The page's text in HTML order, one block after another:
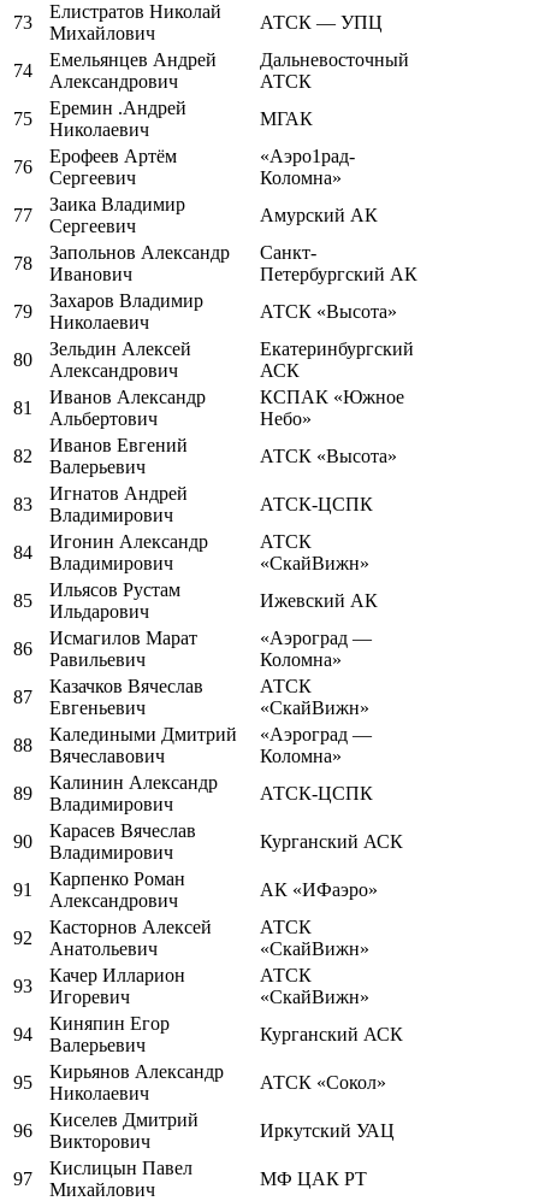
73
Елистратов Николай
Михайлович
АТСК — УПЦ
74
Емельянцев Андрей
Александрович
Дальневосточный
АТСК
75
Еремин .Андрей
Николаевич
МГАК
76
Ерофеев Артём
Сергеевич
«Аэро1рад-
Коломна»
77
Заика Владимир
Сергеевич
Амурский АК
78
Запольнов Александр
Иванович
Санкт-
Петербургский АК
79
Захаров Владимир
Николаевич
АТСК «Высота»
80
Зельдин Алексей
Александрович
Екатеринбургский
АСК
81
Иванов Александр
Альбертович
КСПАК «Южное
Небо»
82
Иванов Евгений
Валерьевич
АТСК «Высота»
83
Игнатов Андрей
Владимирович
АТСК-ЦСПК
84
Игонин Александр
Владимирович
АТСК
«СкайВижн»
85
Ильясов Рустам
Ильдарович
Ижевский АК
86
Исмагилов Марат
Равильевич
«Аэроград —
Коломна»
87
Казачков Вячеслав
Евгеньевич
АТСК
«СкайВижн»
88
Каледиными Дмитрий
Вячеславович
«Аэроград —
Коломна»
89
Калинин Александр
Владимирович
АТСК-ЦСПК
90
Карасев Вячеслав
Владимирович
Курганский АСК
91
Карпенко Роман
Александрович
АК «ИФаэро»
92
Касторнов Алексей
Анатольевич
АТСК
«СкайВижн»
93
Качер Илларион
Игоревич
АТСК
«СкайВижн»
94
Киняпин Егор
Валерьевич
Курганский АСК
95
Кирьянов Александр
Николаевич
АТСК «Сокол»
96
Киселев Дмитрий
Викторович
Иркутский УАЦ
97
Кислицын Павел
Михайлович
МФ ЦАК РТ